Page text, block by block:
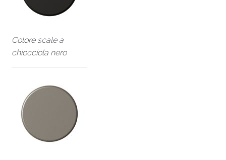
Colore scale a
chiocciola nero